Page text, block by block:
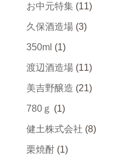
お中元特集 (11)
久保酒造場 (3)
350ml (1)
渡辺酒造場 (11)
美吉野醸造 (21)
780ｇ (1)
健土株式会社 (8)
栗焼酎 (1)